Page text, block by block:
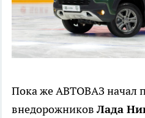
Пока же АВТОВАЗ начал
внедорожников Лада